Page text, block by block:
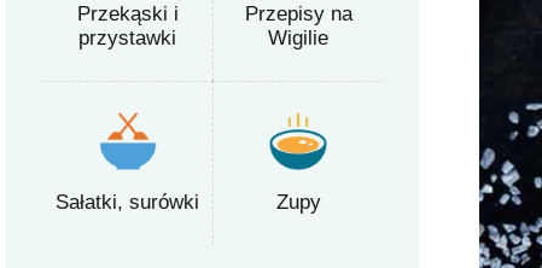
Przekąski i
przystawki
Przepisy na
Wigilie
Sałatki, surówki Zupy